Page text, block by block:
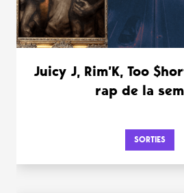
Juicy J, Rim’K, Too
rap de la
SORTIES